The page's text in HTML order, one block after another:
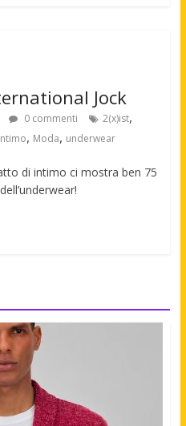
Jock
0 commenti 2(x)ist,
, Moda, underwear
di intimo ci mostra ben 75